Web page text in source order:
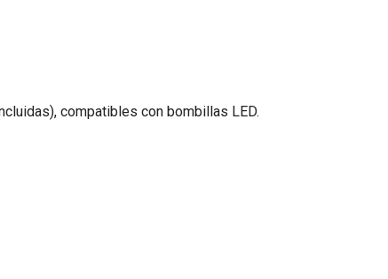
compatibles con bombillas LED.